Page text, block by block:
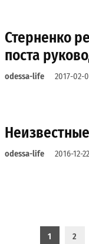
Стерненко
поста
odessa-life 2017-02-
odessa-life 2016-12-22
1 2